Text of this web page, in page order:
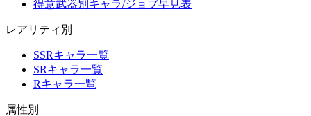
得意武器別キャラ/ジョブ早見表
レアリティ別
SSRキャラ一覧
SRキャラ一覧
Rキャラ一覧
属性別